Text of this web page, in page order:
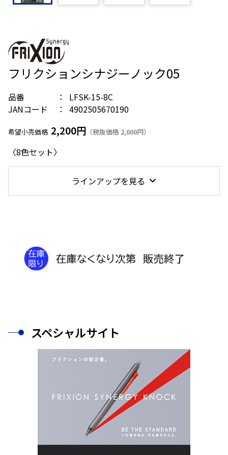
フリクションシナジーノック05
品番
LFSK-15-8C
JANコード
4902505670190
希望小売価格 2,200円 （税抜価格 2,000円）
〈8色セット〉
ラインアップを見る
スペシャルサイト